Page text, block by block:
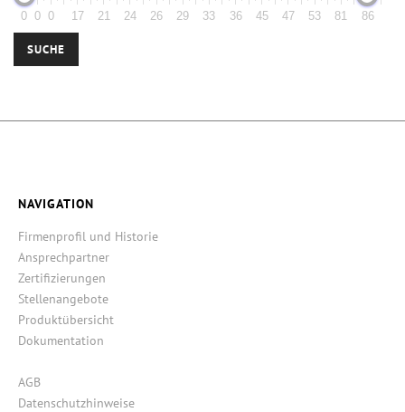
0 0 0 17 21 24 26 29 33 36 45 47 53 81 86
SUCHE
NAVIGATION
Firmenprofil und Historie
Ansprechpartner
Zertifizierungen
Stellenangebote
Produktübersicht
Dokumentation
AGB
Datenschutzhinweise